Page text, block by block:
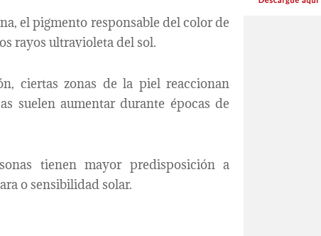
el pigmento responsable del color de
rayos ultravioleta del sol.
ciertas zonas de la piel reaccionan
suelen aumentar durante épocas de
tienen mayor predisposición a
o sensibilidad solar.